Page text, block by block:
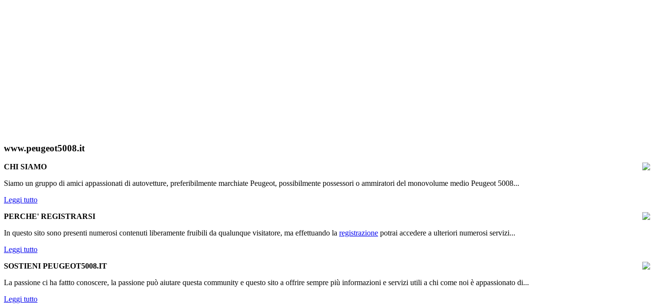
www.peugeot5008.it
CHI SIAMO
Siamo un gruppo di amici appassionati di autovetture, preferibilmente marchiate Peugeot, possibilmente possessori o ammiratori del monovolume medio Peugeot 5008...
Leggi tutto
PERCHE' REGISTRARSI
In questo sito sono presenti numerosi contenuti liberamente fruibili da qualunque visitatore, ma effettuando la registrazione potrai accedere a ulteriori numerosi servizi...
Leggi tutto
SOSTIENI PEUGEOT5008.IT
La passione ci ha fattto conoscere, la passione può aiutare questa community e questo sito a offrire sempre più informazioni e servizi utili a chi come noi è appassionato di...
Leggi tutto